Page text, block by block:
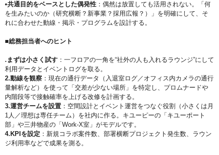
•共通目的をベースとした偶発性 ：偶然は放置しても活用されない。「何
を生みたいのか（研究横断？新事業？採用広報？）」を明確にして、そ
れに合わせた動線・掲示・プログラムを設計する。
■総務担当者へのヒント
.まずは小さく試す ：一フロアの一角を“社外の人も入れるラウンジ”にして
利用データとイベントログを取る。
2.動線を観察 ：現在の通行データ（入退室ログ／オフィス内カメラの通行
量解析など）を使って「交差が少ない場所」を特定し、プロムナードや
内階段等で接触確率を上げる改修を計画する。
3.運営チームを設置 ：空間設計とイベント運営をつなぐ役割（小さくは月
1人／理想は専任チーム）を社内に作る。キユーピーの「キユーポート
部」や三井物産の「Work-X室」がモデルです。
4.KPIを設定 ：新規コラボ案件数、部署横断プロジェクト発生数、ラウン
ジ利用率などで成果を測る。